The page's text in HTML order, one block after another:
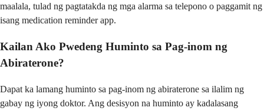
maalala, tulad ng pagtatakda ng mga alarma sa telepono o paggamit ng
isang medication reminder app.
Kailan Ako Pwedeng Huminto sa Pag-inom ng
Abiraterone?
Dapat ka lamang huminto sa pag-inom ng abiraterone sa ilalim ng
gabay ng iyong doktor. Ang desisyon na huminto ay kadalasang